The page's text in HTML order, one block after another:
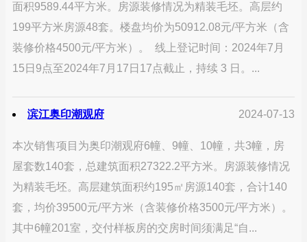
面积9589.44平方米。房源装修情况为精装毛坯。高层约
199平方米房源48套。楼盘均价为50912.08元/平方米（含
装修价格4500元/平方米）。 线上登记时间：2024年7月
15日9点至2024年7月17日17点截止，持续 3 日。...
滨江奥印潮观府 2024-07-13
本次销售项目为奥印潮观府6幢、9幢、10幢，共3幢，房
屋套数140套，总建筑面积27322.2平方米。房源装修情况
为精装毛坯。高层建筑面积约195㎡房源140套，合计140
套，均价39500元/平方米（含装修价格3500元/平方米）。
其中6幢201室，交付样板房的交房时间须满足“自...